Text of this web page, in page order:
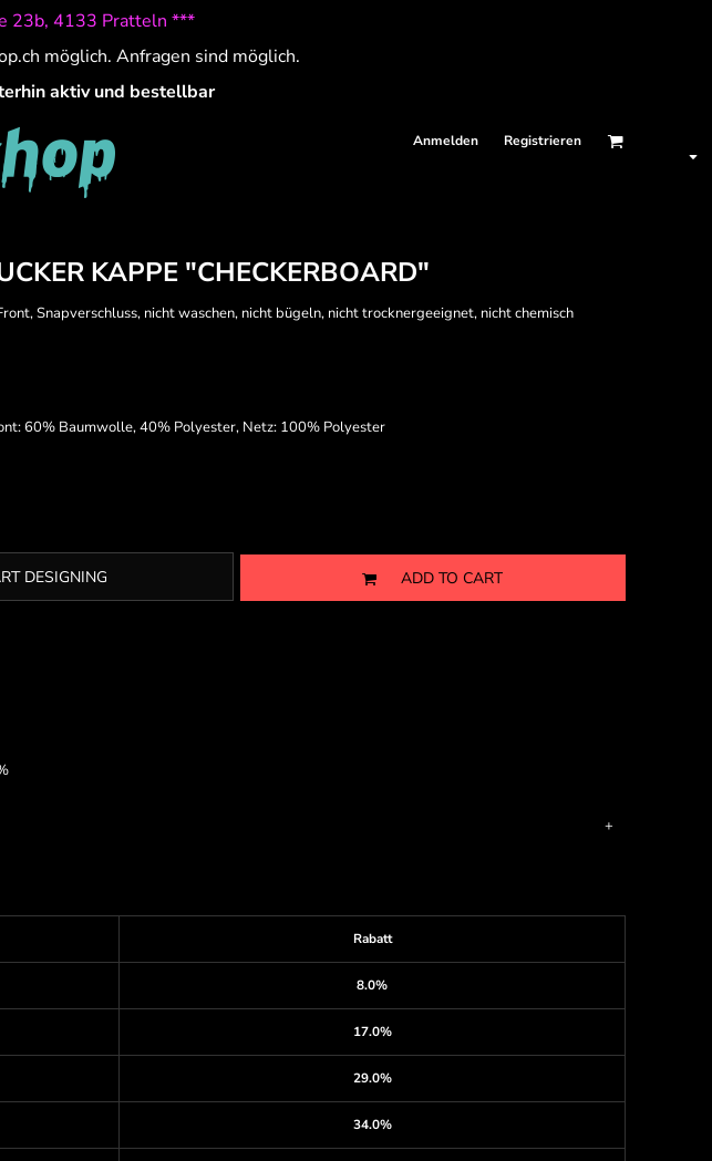
23b, 4133 Pratteln ***
möglich. Anfragen sind möglich.
aktiv und bestellbar
Anmelden Registrieren
KAPPE "CHECKERBOARD"
Snapverschluss, nicht waschen, nicht bügeln, nicht trocknergeeignet, nicht chemisch
60% Baumwolle, 40% Polyester, Netz: 100% Polyester
DESIGNING ADD TO CART
Rabatt
8.0%
17.0%
29.0%
34.0%